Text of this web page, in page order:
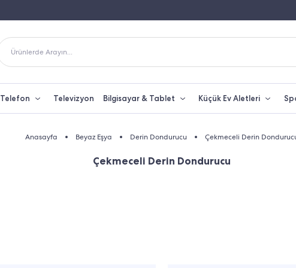
Ürünlerde Arayın...
Telefon Televizyon Bilgisayar & Tablet Küçük Ev Aletleri
Anasayfa Beyaz Eşya Derin Dondurucu Çekmeceli Derin
Çekmeceli Derin Dondurucu